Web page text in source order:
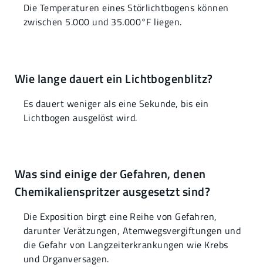
Die Temperaturen eines Störlichtbogens können
zwischen 5.000 und 35.000°F liegen.
Wie lange dauert ein Lichtbogenblitz?
Es dauert weniger als eine Sekunde, bis ein
Lichtbogen ausgelöst wird.
Was sind einige der Gefahren, denen
Chemikalienspritzer ausgesetzt sind?
Die Exposition birgt eine Reihe von Gefahren,
darunter Verätzungen, Atemwegsvergiftungen und
die Gefahr von Langzeiterkrankungen wie Krebs
und Organversagen.